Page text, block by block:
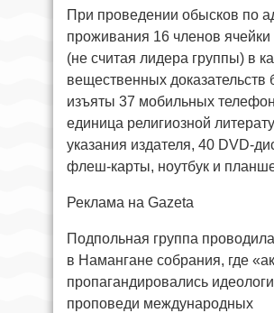
При проведении обысков по
проживания 16 членов ячейки
(не считая лидера группы) в
вещественных доказательств
изъяты 37 мобильных
единица религиозной
указания издателя, 40 DVD-
флеш-карты, ноутбук и
Реклама на Gazeta
Подпольная группа проводила
в Намангане собрания, где
пропагандировались
проповеди международных